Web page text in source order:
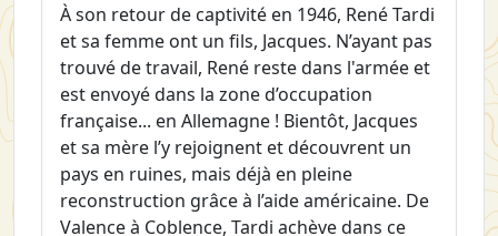
À son retour de captivité en 1946, René Tardi
et sa femme ont un fils, Jacques. N’ayant pas
trouvé de travail, René reste dans l'armée et
est envoyé dans la zone d’occupation
française... en Allemagne ! Bientôt, Jacques
et sa mère l’y rejoignent et découvrent un
pays en ruines, mais déjà en pleine
reconstruction grâce à l’aide américaine. De
Valence à Coblence, Tardi achève dans ce